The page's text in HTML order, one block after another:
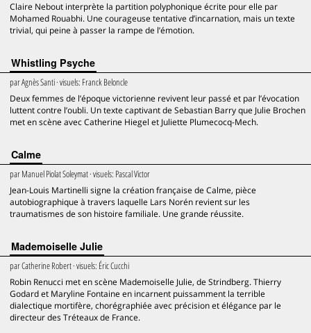
Claire Nebout interprète la partition polyphonique écrite pour elle par
Mohamed Rouabhi. Une courageuse tentative d’incarnation, mais un texte
trivial, qui peine à passer la rampe de l’émotion.
Whistling Psyche
parAgnès Santi· visuels: Franck Beloncle
Deux femmes de l’époque victorienne revivent leur passé et par l’évocation
luttent contre l’oubli. Un texte captivant de Sebastian Barry que Julie Brochen
met en scène avec Catherine Hiegel et Juliette Plumecocq-Mech.
Calme
parManuel Piolat Soleymat· visuels: Pascal Victor
Jean-Louis Martinelli signe la création française de Calme, pièce
autobiographique à travers laquelle Lars Norén revient sur les
traumatismes de son histoire familiale. Une grande réussite.
Mademoiselle Julie
parCatherine Robert· visuels: Éric Cucchi
Robin Renucci met en scène Mademoiselle Julie, de Strindberg. Thierry
Godard et Maryline Fontaine en incarnent puissamment la terrible
dialectique mortifère, chorégraphiée avec précision et élégance par le
directeur des Tréteaux de France.